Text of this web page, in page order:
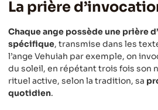
La prière
Chaque ange possède une prière
spécifique, transmise dans les
l’ange Vehuiah par exemple, on
du soleil, en répétant trois fois son
rituel active, selon la tradition, sa
quotidien.